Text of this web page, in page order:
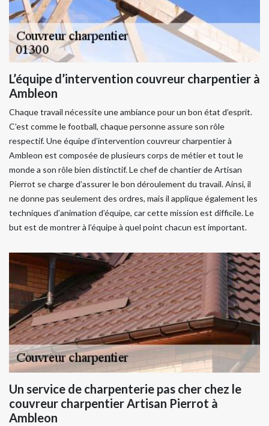
L’équipe d’intervention couvreur charpentier à
Ambleon
Chaque travail nécessite une ambiance pour un bon état d’esprit.
C’est comme le football, chaque personne assure son rôle
respectif. Une équipe d’intervention couvreur charpentier à
Ambleon est composée de plusieurs corps de métier et tout le
monde a son rôle bien distinctif. Le chef de chantier de Artisan
Pierrot se charge d’assurer le bon déroulement du travail. Ainsi, il
ne donne pas seulement des ordres, mais il applique également les
techniques d’animation d’équipe, car cette mission est difficile. Le
but est de montrer à l’équipe à quel point chacun est important.
Un service de charpenterie pas cher chez le
couvreur charpentier Artisan Pierrot à
Ambleon